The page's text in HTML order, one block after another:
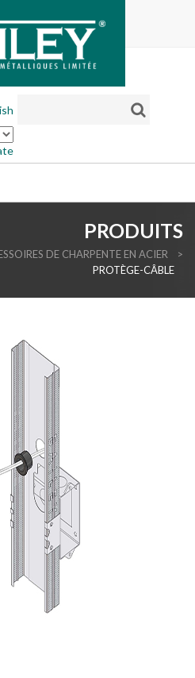
PRODUITS
DE CHARPENTE EN ACIER
>
PROTÈGE-CÂBLE